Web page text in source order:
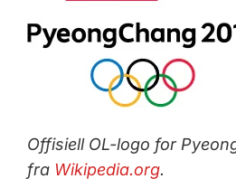
Offisiell OL-logo for
fra Wikipedia.org.